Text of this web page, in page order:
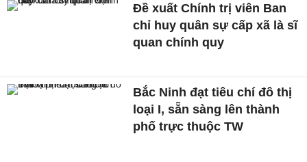
Đề xuất Chính trị viên Ban
chỉ huy quân sự cấp xã là sĩ
quan chính quy
Bắc Ninh đạt tiêu chí đô thị
loại I, sẵn sàng lên thành
phố trực thuộc TW